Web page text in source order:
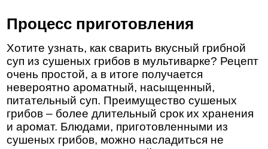
Процесс приготовления
Хотите узнать, как сварить вкусный грибной
суп из сушеных грибов в мультиварке? Рецепт
очень простой, а в итоге получается
невероятно ароматный, насыщенный,
питательный суп. Преимущество сушеных
грибов – более длительный срок их хранения
и аромат. Блюдами, приготовленными из
сушеных грибов, можно насладиться не